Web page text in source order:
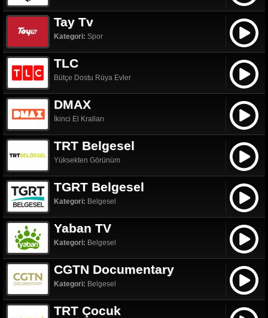
Tay Tv
Kategori: Spor
TLC
Bütçe Dostu Rüya Evler
DMAX
İkinci El Kralları
TRT Belgesel
Yüksekten Görünüm
TGRT Belgesel
Kategori: Belgesel
Yaban TV
Kategori: Belgesel
CGTN Documentary
Kategori: Belgesel
TRT Çocuk